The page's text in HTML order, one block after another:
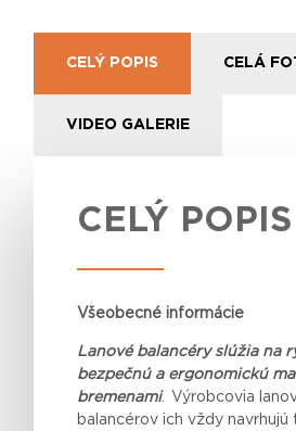
CELÝ POPIS CELÁ
VIDEO GALERIE
CELÝ POPIS
Všeobecné informácie
Lanové balancéry slúžia na
bezpečnú a ergonomickú
bremenami. Výrobcovia
balancérov ich vždy navrhujú